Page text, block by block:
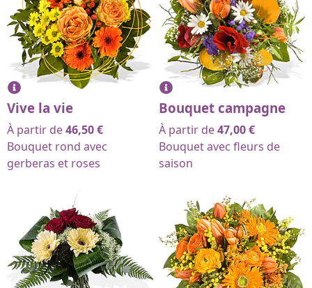
Vive la vie
À partir de46,50€
Bouquet rond avec
gerberas et roses
Bouquet campagne
À partir de47,00€
Bouquet avec fleurs de
saison